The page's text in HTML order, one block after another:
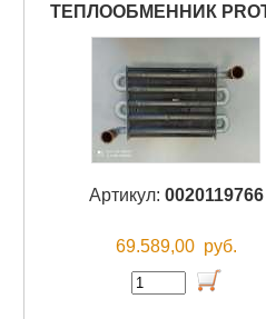
ТЕПЛООБМЕННИК
Артикул: 0020119766
69.589,00 руб.